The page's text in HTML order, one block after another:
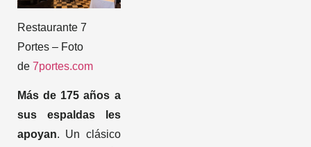
Restaurante 7
Portes – Foto
de 7portes.com
Más de 175 años a
sus espaldas les
apoyan. Un clásico